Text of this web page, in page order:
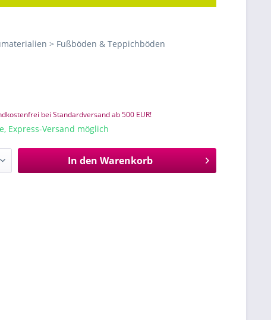
> Fußböden & Teppichböden
bei Standardversand ab 500 EUR!
Express-Versand möglich
In den Warenkorb